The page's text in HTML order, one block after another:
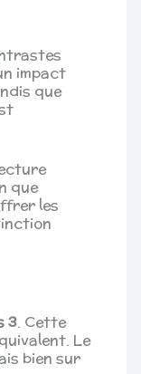
impact
que
que
les
3. Cette
Le
bien sur